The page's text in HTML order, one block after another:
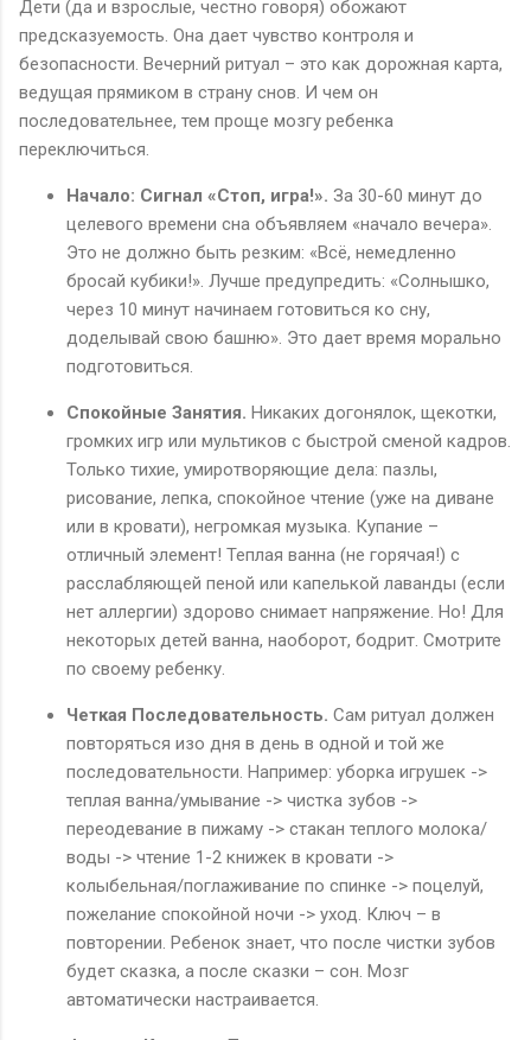
Дети (да и взрослые, честно говоря) обожают
предсказуемость. Она дает чувство контроля и
безопасности. Вечерний ритуал – это как дорожная карта,
ведущая прямиком в страну снов. И чем он
последовательнее, тем проще мозгу ребенка
переключиться.
Начало: Сигнал «Стоп, игра!». За 30-60 минут до
целевого времени сна объявляем «начало вечера».
Это не должно быть резким: «Всё, немедленно
бросай кубики!». Лучше предупредить: «Солнышко,
через 10 минут начинаем готовиться ко сну,
доделывай свою башню». Это дает время морально
подготовиться.
Спокойные Занятия. Никаких догонялок, щекотки,
громких игр или мультиков с быстрой сменой кадров.
Только тихие, умиротворяющие дела: пазлы,
рисование, лепка, спокойное чтение (уже на диване
или в кровати), негромкая музыка. Купание –
отличный элемент! Теплая ванна (не горячая!) с
расслабляющей пеной или капелькой лаванды (если
нет аллергии) здорово снимает напряжение. Но! Для
некоторых детей ванна, наоборот, бодрит. Смотрите
по своему ребенку.
Четкая Последовательность. Сам ритуал должен
повторяться изо дня в день в одной и той же
последовательности. Например: уборка игрушек ->
теплая ванна/умывание -> чистка зубов ->
переодевание в пижаму -> стакан теплого молока/
воды -> чтение 1-2 книжек в кровати ->
колыбельная/поглаживание по спинке -> поцелуй,
пожелание спокойной ночи -> уход. Ключ – в
повторении. Ребенок знает, что после чистки зубов
будет сказка, а после сказки – сон. Мозг
автоматически настраивается.